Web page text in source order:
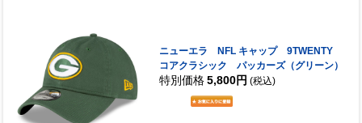
ニューエラ NFL キャップ 9TWENTY
コアクラシック パッカーズ（グリーン）
特別価格 5,800円 (税込)